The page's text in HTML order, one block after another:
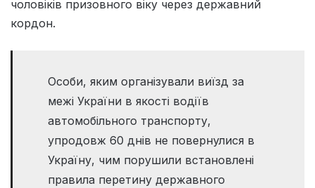
чоловіків призовного віку через державний
кордон.
Особи, яким організували виїзд за
межі України в якості водіїв
автомобільного транспорту,
упродовж 60 днів не повернулися в
Україну, чим порушили встановлені
правила перетину державного